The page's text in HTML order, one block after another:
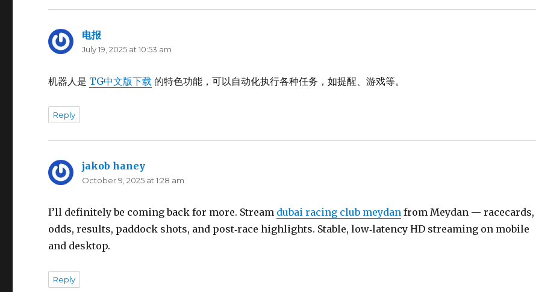
电报
July 19, 2025 at 10:53 am
机器人是 TG中文版下载 的特色功能，可以自动化执行各种任务，如提醒、游戏等。
Reply
jakob haney
October 9, 2025 at 1:28 am
I’ll definitely be coming back for more. Stream dubai racing club meydan from Meydan — racecards,
odds, results, paddock shots, and post‑race highlights. Stable, low‑latency HD streaming on mobile
and desktop.
Reply